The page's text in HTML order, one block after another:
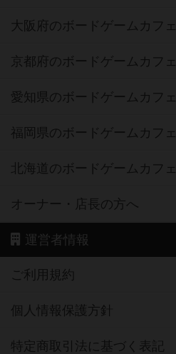
大阪府のボードゲームカフェ
京都府のボードゲームカフェ
愛知県のボードゲームカフェ
福岡県のボードゲームカフェ
北海道のボードゲームカフェ
オーナー・店長の方へ
運営者情報
ご利用規約
個人情報保護方針
特定商取引法に基づく表記